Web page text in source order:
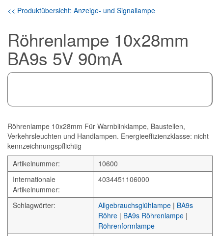
<< Produktübersicht: Anzeige- und Signallampe
Röhrenlampe 10x28mm
BA9s 5V 90mA
Röhrenlampe 10x28mm Für Warnblinklampe, Baustellen,
Verkehrsleuchten und Handlampen. Energieeffizienzklasse: nicht
kennzeichnungspflichtig
Artikelnummer:
10600
Internationale
Artikelnummer:
4034451106000
Schlagwörter: Allgebrauchsglühlampe | BA9s
Röhre | BA9s Röhrenlampe |
Röhrenformlampe